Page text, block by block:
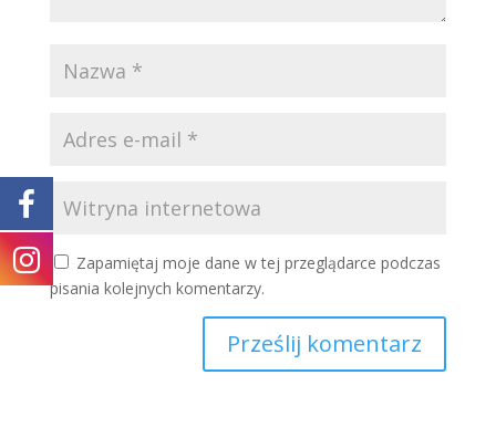
Zapamiętaj moje dane w tej przeglądarce podczas
pisania kolejnych komentarzy.